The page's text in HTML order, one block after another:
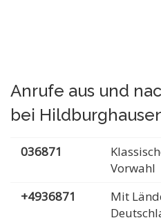
Anrufe aus und
bei
036871
Vorwahl
+4936871
Mit